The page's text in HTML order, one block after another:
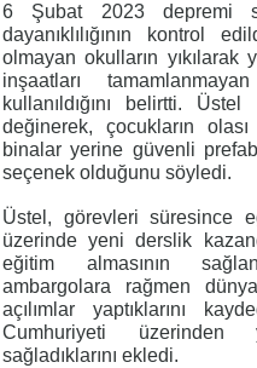
6 Şubat 2023 depremi
dayanıklılığının kontrol
olmayan okulların yıkılarak
inşaatları
kullanıldığını belirtti.
değinerek, çocukların
binalar yerine güvenli
seçenek olduğunu söyledi.
Üstel, görevleri süresince
üzerinde yeni derslik
eğitim almasının
ambargolara rağmen
açılımlar yaptıklarını
Cumhuriyeti üzerinden
sağladıklarını ekledi.